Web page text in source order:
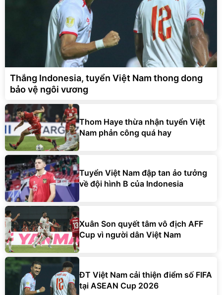
Thắng Indonesia, tuyển Việt Nam thong dong
bảo vệ ngôi vương
Thom Haye thừa nhận tuyển Việt
Nam phản công quá hay
Tuyển Việt Nam đập tan ảo tưởng
về đội hình B của Indonesia
Xuân Son quyết tâm vô địch AFF
Cup vì người dân Việt Nam
ĐT Việt Nam cải thiện điểm số FIFA
tại ASEAN Cup 2026